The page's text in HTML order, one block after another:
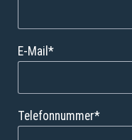
Pflichtfeld
E-Mail *
Pflichtfeld
Telefonnummer*